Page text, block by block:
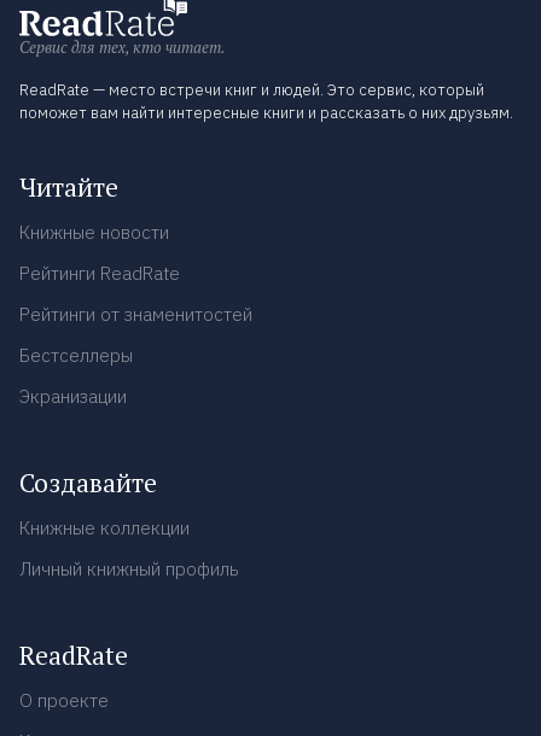
Сервис для тех, кто читает.
ReadRate — место встречи книг и людей. Это сервис, который
поможет вам найти интересные книги и рассказать о них друзьям.
Читайте
Книжные новости
Рейтинги ReadRate
Рейтинги от знаменитостей
Бестселлеры
Экранизации
Создавайте
Книжные коллекции
Личный книжный профиль
ReadRate
О проекте